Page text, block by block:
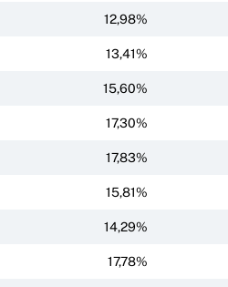
12,98%
13,41%
15,60%
17,30%
17,83%
15,81%
14,29%
17,78%